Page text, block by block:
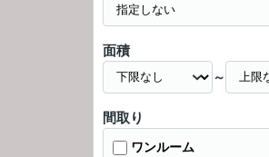
面積
～
間取り
ワンルーム